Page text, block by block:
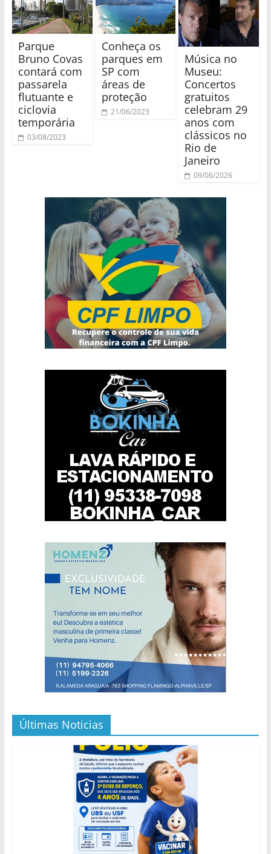
Parque
Bruno Covas
contará com
passarela
flutuante e
ciclovia
temporária
03/08/2023
Conheça os
parques em
SP com
áreas de
proteção
21/06/2023
Música no
Museu:
Concertos
gratuitos
celebram 29
anos com
clássicos no
Rio de
Janeiro
09/06/2026
Últimas Noticias